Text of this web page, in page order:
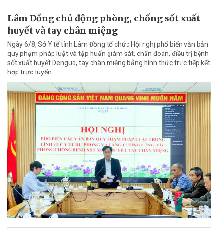
Lâm Đồng chủ động phòng, chống sốt xuất
huyết và tay chân miệng
Ngày 6/8, Sở Y tế tỉnh Lâm Đồng tổ chức Hội nghị phổ biến văn bản
quy phạm pháp luật và tập huấn giám sát, chẩn đoán, điều trị bệnh
sốt xuất huyết Dengue, tay chân miệng bằng hình thức trực tiếp kết
hợp trực tuyến.